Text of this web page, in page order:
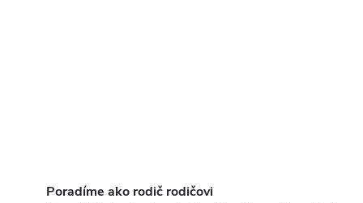
Poradíme ako rodič rodičovi